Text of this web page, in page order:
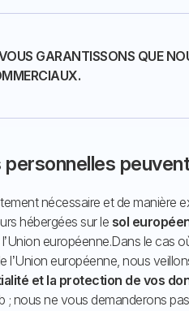
GARANTISSONS QUE
personnelles
nécessaire et de
hébergées sur le sol
européenne.Dans le cas
l’Union européenne, nous
et la protection de vos
; nous ne vous demanderons